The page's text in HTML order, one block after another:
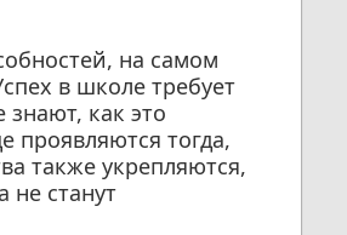
на самом
в школе требует
как это
проявляются тогда,
также укрепляются,
не станут